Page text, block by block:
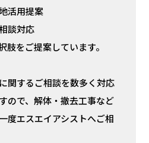
活用提案
談対応
肢をご提案しています。
関するご相談を数多く対応
ので、解体・撤去工事など
度エスエイアシストへご相